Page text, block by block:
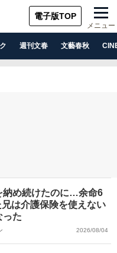
電子版TOP
メニュー
週刊文春 文藝春秋
納め続けたのに…余命6
は介護保険を使えない
った
2026/08/04